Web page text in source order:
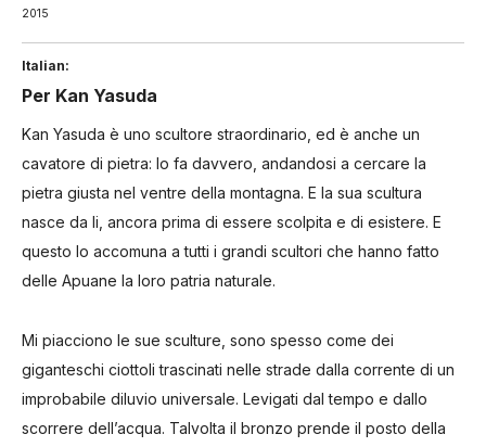
2015
Italian:
Per Kan Yasuda
Kan Yasuda è uno scultore straordinario, ed è anche un
cavatore di pietra: lo fa davvero, andandosi a cercare la
pietra giusta nel ventre della montagna. E la sua scultura
nasce da li, ancora prima di essere scolpita e di esistere. E
questo lo accomuna a tutti i grandi scultori che hanno fatto
delle Apuane la loro patria naturale.
Mi piacciono le sue sculture, sono spesso come dei
giganteschi ciottoli trascinati nelle strade dalla corrente di un
improbabile diluvio universale. Levigati dal tempo e dallo
scorrere dell’acqua. Talvolta il bronzo prende il posto della